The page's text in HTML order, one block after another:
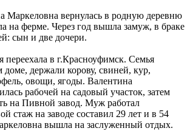
Маркеловна вернулась в родную деревню
на ферме. Через год вышла замуж, в браке
сын и две дочери.
переехала в г.Красноуфимск. Семья
держали корову, свиней, кур,
овощи, ягоды. Валентина
рабочей на садовый участок, затем
на Пивной завод. Муж работал
стаж на заводе составил 29 лет и в 54
вышла на заслуженный отдых.